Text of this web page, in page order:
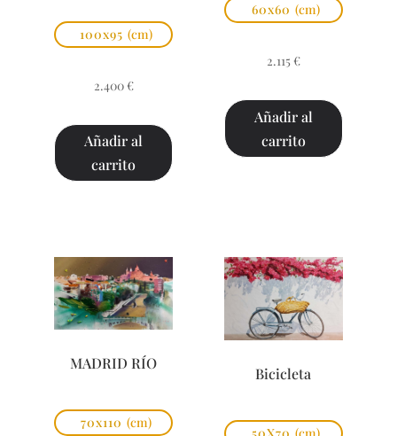
100x95 (cm)
2.400 €
Añadir al
carrito
60x60 (cm)
2.115 €
Añadir al
carrito
MADRID RÍO
70x110 (cm)
Bicicleta